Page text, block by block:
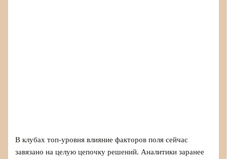
В клубах топ‑уровня влияние факторов поля сейчас
завязано на целую цепочку решений. Аналитики заранее